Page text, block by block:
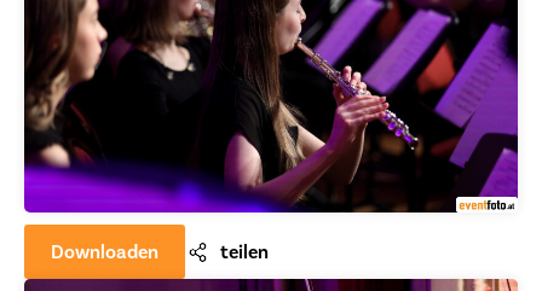
Downloaden teilen